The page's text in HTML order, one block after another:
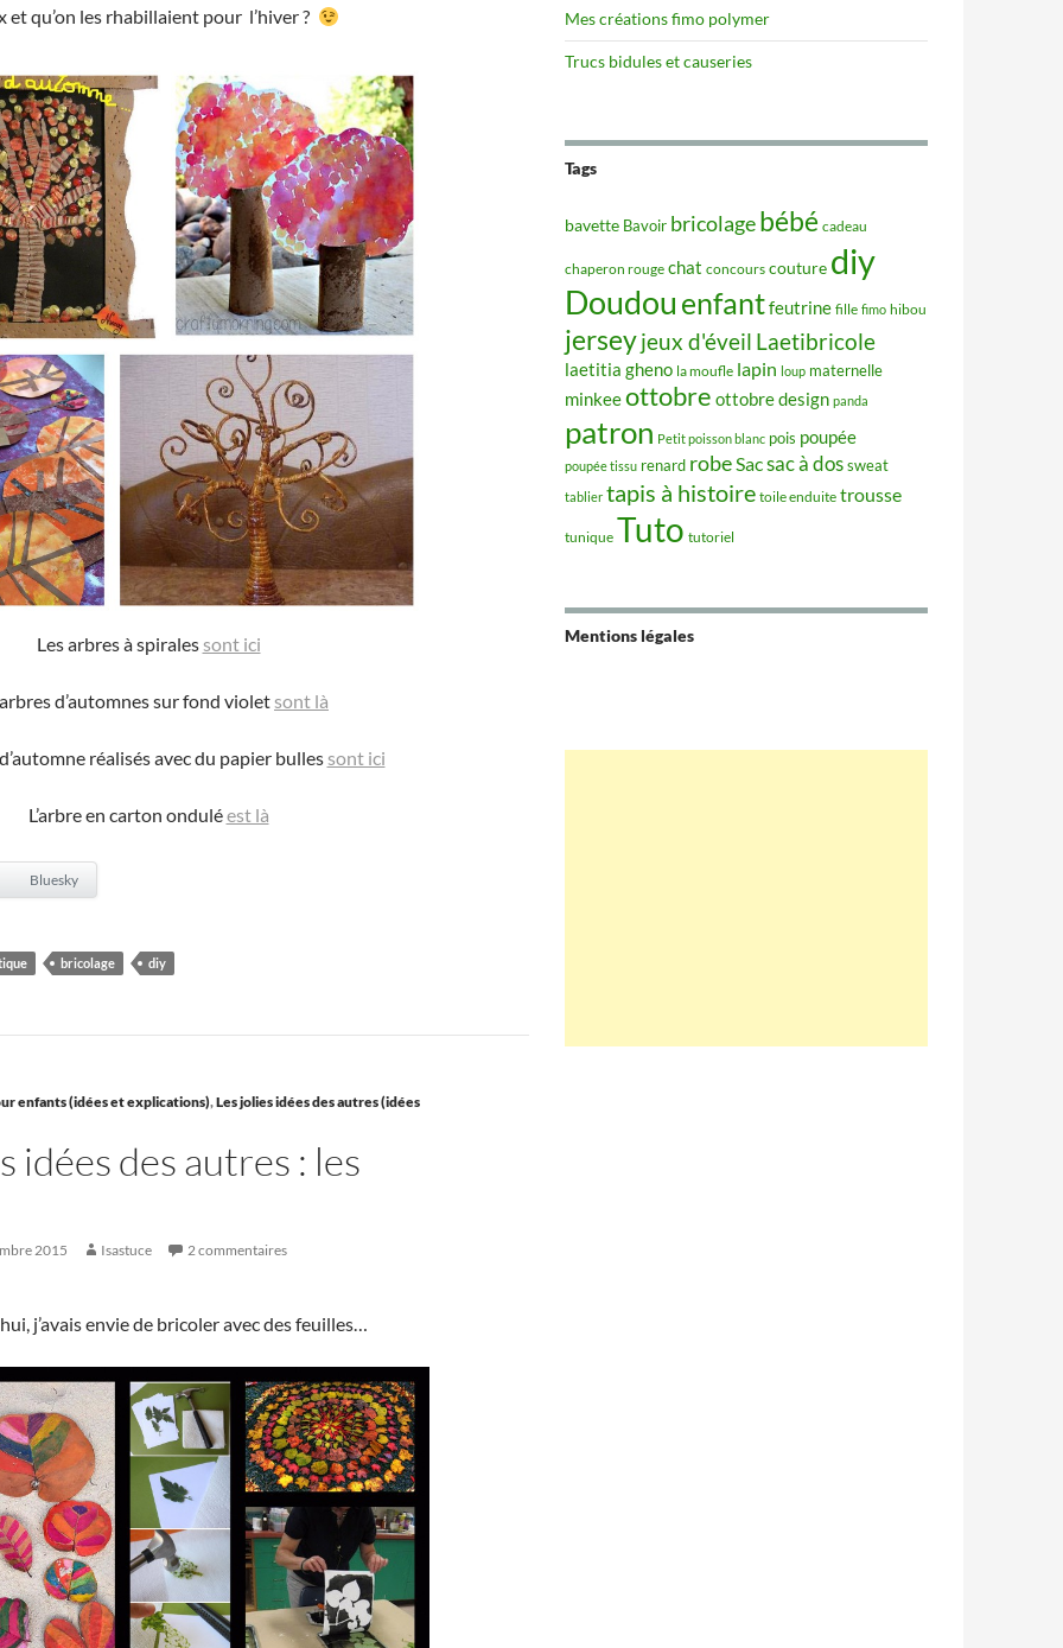
et qu’on les rhabillaient pour l’hiver ?
Les arbres à spirales sont ici
d’automnes sur fond violet sont là
réalisés avec du papier bulles sont ici
L’arbre en carton onduléest là
Bluesky
bricolage diy
enfants (idées et explications),Les jolies idées des autres (idées
idées des autres : les
2015 Isastuce 2 commentaires
j’avais envie de bricoler avec des feuilles…
Mes créations fimo polymer
Trucs bidules et causeries
Tags
bavette Bavoir bricolagebébé cadeau
chaperon rouge chat concours couture diy
Doudou enfantfeutrine fille fimo hibou
jerseyjeux d'éveil Laetibricole
laetitia gheno la moufle lapin loup maternelle
minkeeottobre ottobre design panda
patron Petit poisson blanc pois poupée
poupée tissu renard robeSacsac à dossweat
tablier tapis à histoire toile enduite trousse
tunique Tuto tutoriel
Mentions légales